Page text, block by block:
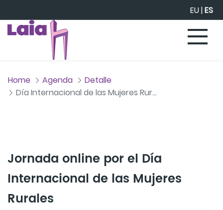
EU|ES
Home Agenda
Detalle
Día Internacional de las Mujeres Rurales
Jornada online por el Día
Internacional de las Mujeres
Rurales